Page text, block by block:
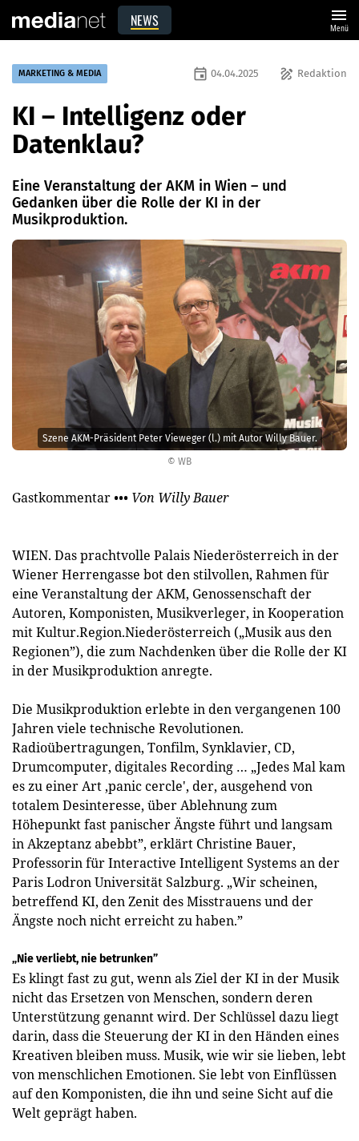
NEWS menu
Menü
© WB
Szene AKM-Präsident Peter Vieweger (l.) mit Autor Willy Bauer.
MARKETING & MEDIA draw Redaktion
event 04.04.2025
KI – Intelligenz oder
Datenklau?
Eine Veranstaltung der AKM in Wien – und
Gedanken über die Rolle der KI in der
Musikproduktion.
Gastkommentar ••• Von Willy Bauer
WIEN. Das prachtvolle Palais Niederösterreich in der
Wiener Herrengasse bot den stilvollen, Rahmen für
eine Veranstaltung der AKM, Genossenschaft der
Autoren, Komponisten, Musikverleger, in Kooperation
mit Kultur.Region.Niederösterreich („Musik aus den
Regionen”), die zum Nachdenken über die Rolle der KI
in der Musikproduktion anregte.
Die Musikproduktion erlebte in den vergangenen 100
Jahren viele technische Revolutionen.
Radioübertragungen, Tonfilm, Synklavier, CD,
Drumcomputer, digitales Recording … „Jedes Mal kam
es zu einer Art ‚panic cercle', der, ausgehend von
totalem Desinteresse, über Ablehnung zum
Höhepunkt fast panischer Ängste führt und langsam
in Akzeptanz abebbt”, erklärt Christine Bauer,
Professorin für Interactive Intelligent Systems an der
Paris Lodron Universität Salzburg. „Wir scheinen,
betreffend KI, den Zenit des Misstrauens und der
Ängste noch nicht erreicht zu haben.”
„Nie verliebt, nie betrunken”
Es klingt fast zu gut, wenn als Ziel der KI in der Musik
nicht das Ersetzen von Menschen, sondern deren
Unterstützung genannt wird. Der Schlüssel dazu liegt
darin, dass die Steuerung der KI in den Händen eines
Kreativen bleiben muss. Musik, wie wir sie lieben, lebt
von menschlichen Emotionen. Sie lebt von Einflüssen
auf den Komponisten, die ihn und seine Sicht auf die
Welt geprägt haben.